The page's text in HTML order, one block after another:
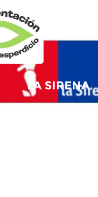
LA SIRENA